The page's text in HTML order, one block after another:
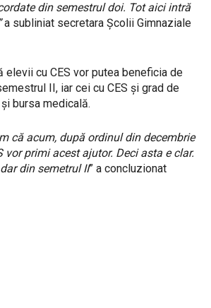
din semestrul doi. Tot aici intră
a subliniat secretara Școlii Gimnaziale
elevii cu CES vor putea beneficia de
II, iar cei cu CES și grad de
bursa medicală.
că acum, după ordinul din decembrie
vor primi acest ajutor. Deci asta e clar.
din semetrul II” a concluzionat